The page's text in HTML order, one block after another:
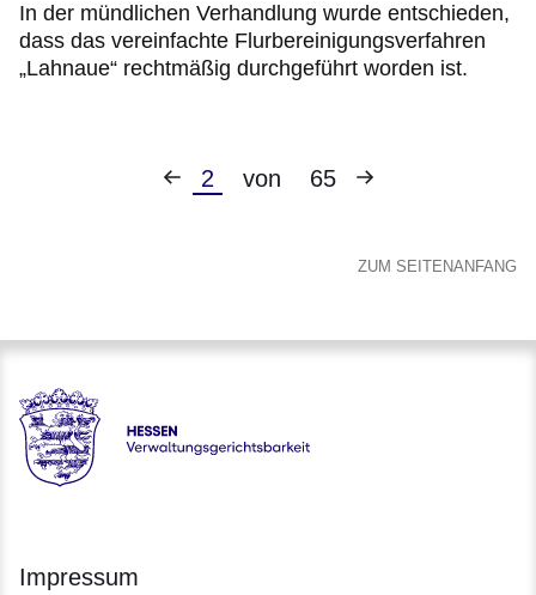
In der mündlichen Verhandlung wurde entschieden,
dass das vereinfachte Flurbereinigungsverfahren
„Lahnaue“ rechtmäßig durchgeführt worden ist.
Vorherige
Aktuelle
2 von 65
Nächste
ZUM SEITENANFANG
Hessen - Verwaltungsgerichtsbarkeit Hessen
Impressum